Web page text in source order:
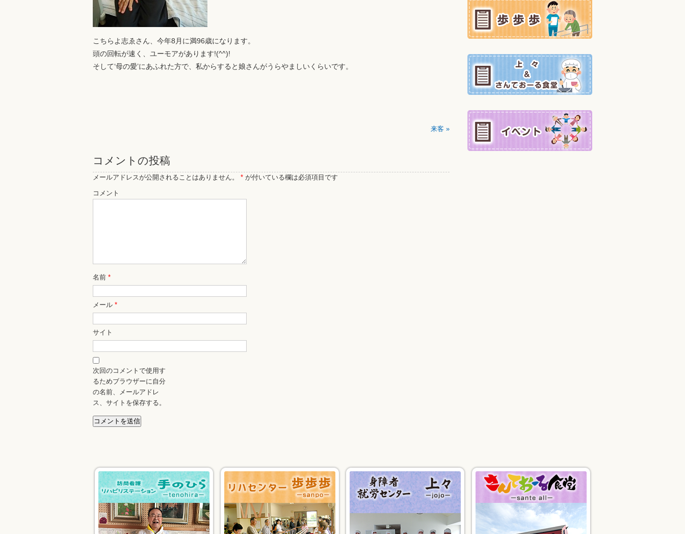
こちらよ志ゑさん、今年8月に満96歳になります。
頭の回転が速く、ユーモアがあります!(^^)!
そして‘母の愛’にあふれた方で、私からすると娘さんがうらやましいくらいです。
来客 »
コメントの投稿
メールアドレスが公開されることはありません。 * が付いている欄は必須項目です
コメント
名前 *
メール *
サイト
次回のコメントで使用す
るためブラウザーに自分
の名前、メールアドレ
ス、サイトを保存する。